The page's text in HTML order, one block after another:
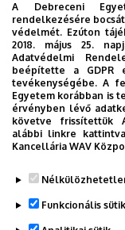
A Debreceni
rendelkezésére
védelmét. Ezúton
2018. május 25.
Adatvédelmi
beépítette a GDPR
tevékenységébe. A
Egyetem korábban is
érvényben lévő
követve frissítettük
alábbi linkre
Kancellária WAV
Funkcionális sütik
Telefon
+36 52 255 604
Képek